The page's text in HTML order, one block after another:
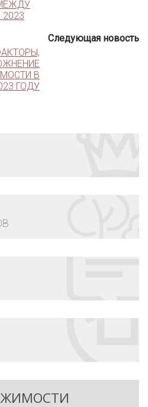
Следующая новость
В
ГОДУ